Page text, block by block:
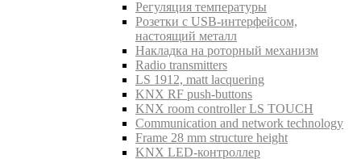
Регуляция температуры
Розетки с USB-интерфейсом,
настоящий металл
Накладка на роторный механизм
Radio transmitters
LS 1912, matt lacquering
KNX RF push-buttons
KNX room controller LS TOUCH
Communication and network technology
Frame 28 mm structure height
KNX LED-контроллер